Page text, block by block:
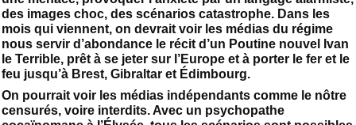
des images choc, des scénarios catastrophe. Dans les
mois qui viennent, on devrait voir les médias du régime
nous servir d’abondance le récit d’un Poutine nouvel Ivan
le Terrible, prêt à se jeter sur l’Europe et à porter le fer et le
feu jusqu’à Brest, Gibraltar et Édimbourg.
On pourrait voir les médias indépendants comme le nôtre
censurés, voire interdits. Avec un psychopathe